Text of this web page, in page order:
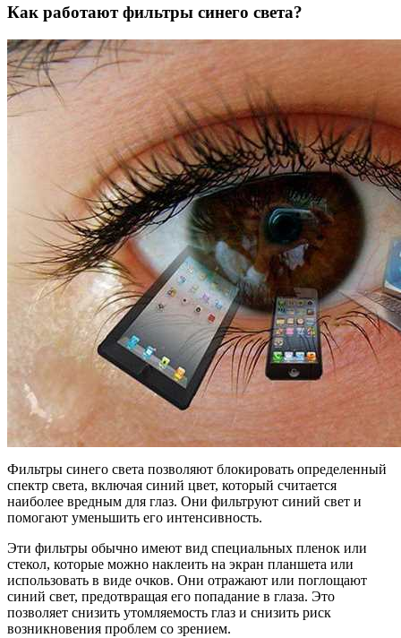
Как работают фильтры синего света?
Фильтры синего света позволяют блокировать определенный
спектр света, включая синий цвет, который считается
наиболее вредным для глаз. Они фильтруют синий свет и
помогают уменьшить его интенсивность.
Эти фильтры обычно имеют вид специальных пленок или
стекол, которые можно наклеить на экран планшета или
использовать в виде очков. Они отражают или поглощают
синий свет, предотвращая его попадание в глаза. Это
позволяет снизить утомляемость глаз и снизить риск
возникновения проблем со зрением.